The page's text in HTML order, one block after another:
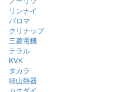
リンナイ
パロマ
クリナップ
三菱電機
テラル
KVK
タカラ
細山熱器
カクダイ